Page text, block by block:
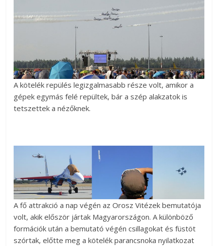
A kötelék repülés legizgalmasabb része volt, amikor a
gépek egymás felé repültek, bár a szép alakzatok is
tetszettek a nézőknek.
A fő attrakció a nap végén az Orosz Vitézek bemutatója
volt, akik először jártak Magyarországon. A különböző
formációk után a bemutató végén csillagokat és füstöt
szórtak, előtte meg a kötelék parancsnoka nyilatkozat